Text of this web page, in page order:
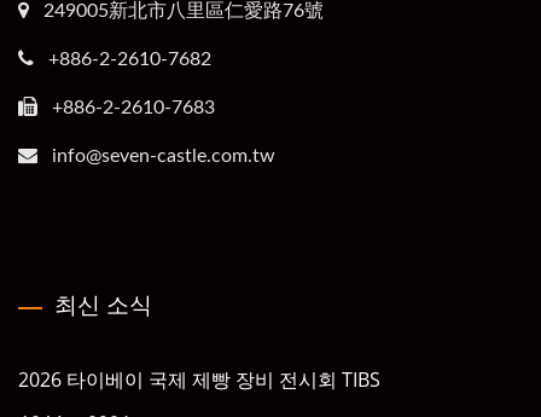
249005新北市八里區仁愛路76號
+886-2-2610-7682
+886-2-2610-7683
info@seven-castle.com.tw
최신 소식
2026 타이베이 국제 제빵 장비 전시회 TIBS